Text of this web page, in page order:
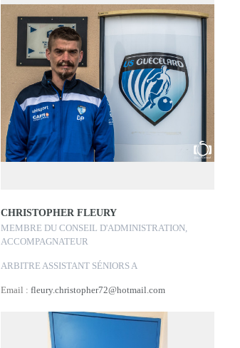
CHRISTOPHER FLEURY
MEMBRE DU CONSEIL D'ADMINISTRATION,
ACCOMPAGNATEUR
ARBITRE ASSISTANT SÉNIORS A
Email : fleury.christopher72@hotmail.com